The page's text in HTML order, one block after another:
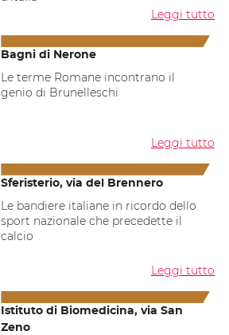
Leggi tutto
Bagni di Nerone
Le terme Romane incontrano il
genio di Brunelleschi
Leggi tutto
Sferisterio, via del Brennero
Le bandiere italiane in ricordo dello
sport nazionale che precedette il
calcio
Leggi tutto
Istituto di Biomedicina, via San
Zeno